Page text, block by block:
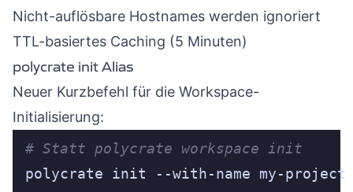
Nicht-auflösbare Hostnames werden ignoriert
TTL-basiertes Caching (5 Minuten)
polycrate init Alias
Neuer Kurzbefehl für die Workspace-
Initialisierung:
# Statt polycrate workspace init
polycrate init --with-name my-project